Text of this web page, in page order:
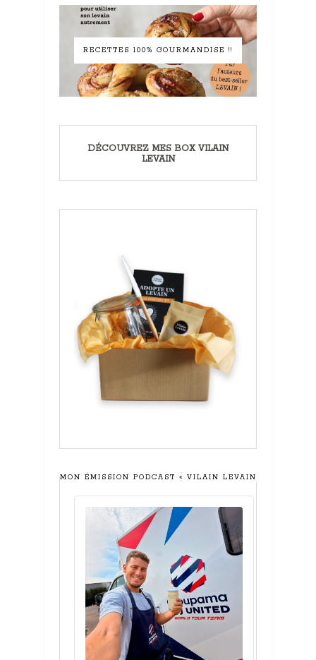
RECETTES 100% GOURMANDISE !!
DÉCOUVREZ MES BOX VILAIN
LEVAIN
MON ÉMISSION PODCAST « VILAIN LEVAIN »